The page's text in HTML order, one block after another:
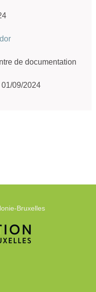
de documentation
01/09/2024
Bruxelles